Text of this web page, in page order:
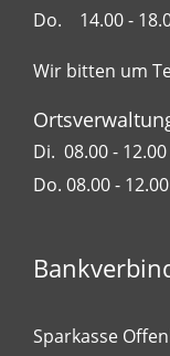
Do. 14.00 -
Wir bitten um
Di. 08.00 -
Do. 08.00 -
Sparkasse